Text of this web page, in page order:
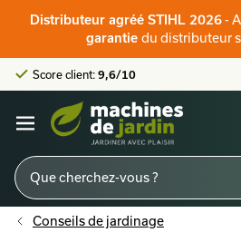
Distributeur agréé STIHL 2026-
garantie du distributeur
Distributeur officiel STIHL
9,6/10
La plus grande offre en ligne
Distributeur officiel STIHL
Score client: 9,6/10
Conseils de jardinage